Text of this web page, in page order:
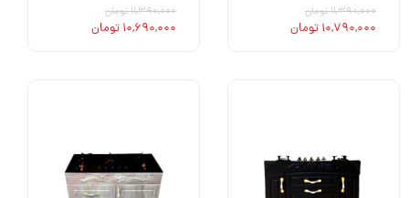
۱۱,۳۹۰,۰۰۰ تومان
۱۰,۷۹۰,۰۰۰ تومان
۱۱,۳۹۰,۰۰۰ تومان
۱۰,۶۹۰,۰۰۰ تومان